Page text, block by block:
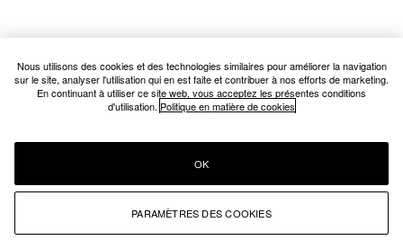
Nous utilisons des cookies et des technologies similaires pour améliorer la navigation
sur le site, analyser l'utilisation qui en est faite et contribuer à nos efforts de marketing.
En continuant à utiliser ce site web, vous acceptez les présentes conditions
d'utilisation. Politique en matière de cookies
PARAMÈTRES DES COOKIES
OK